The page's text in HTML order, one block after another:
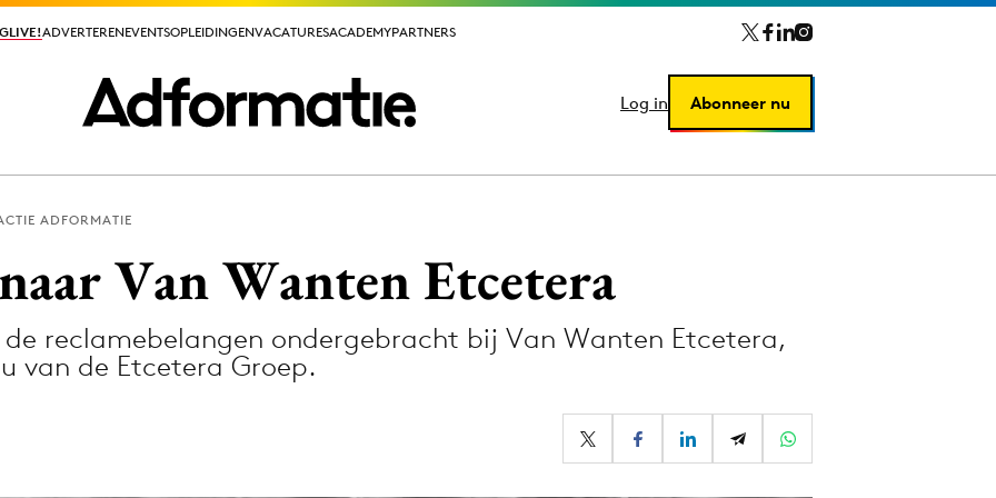
ADVERTERENEVENTSOPLEIDINGENVACATURESACADEMYPARTNERS
Log in Abonneer nu
ADVERTERENEVENTSOPLEIDINGENVACATURESACADEMYPARTNERS
Log in Abonneer nu
ADFORMATIE
Van Wanten Etcetera
reclamebelangen ondergebracht bij Van Wanten Etcetera,
van de Etcetera Groep.